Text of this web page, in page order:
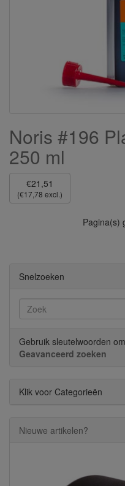
Noris #196
250 ml
€21,51
(€17,78 excl.)
Pagina(s)
Snelzoeken
Gebruik sleutelwoorden
Geavanceerd zoeken
Klik voor Categorieën
Nieuwe artikelen?